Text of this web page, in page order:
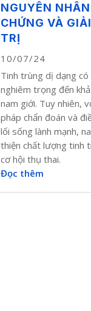
NGUYÊN
CHỨNG VÀ
TRỊ
10/07/24
Tinh trùng dị dạng
nghiêm trọng đến
nam giới. Tuy nhiên,
pháp chẩn đoán và
lối sống lành mạnh,
thiện chất lượng tinh
cơ hội thụ thai.
Đọc thêm